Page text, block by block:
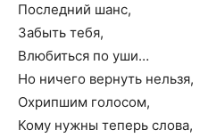
Последний шанс,
Забыть тебя,
Влюбиться по уши…
Но ничего вернуть нельзя,
Охрипшим голосом,
Кому нужны теперь слова,